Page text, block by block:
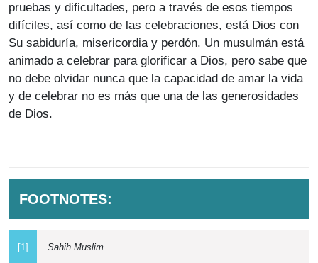
pruebas y dificultades, pero a través de esos tiempos
difíciles, así como de las celebraciones, está Dios con
Su sabiduría, misericordia y perdón. Un musulmán está
animado a celebrar para glorificar a Dios, pero sabe que
no debe olvidar nunca que la capacidad de amar la vida
y de celebrar no es más que una de las generosidades
de Dios.
FOOTNOTES:
[1] Sahih Muslim.